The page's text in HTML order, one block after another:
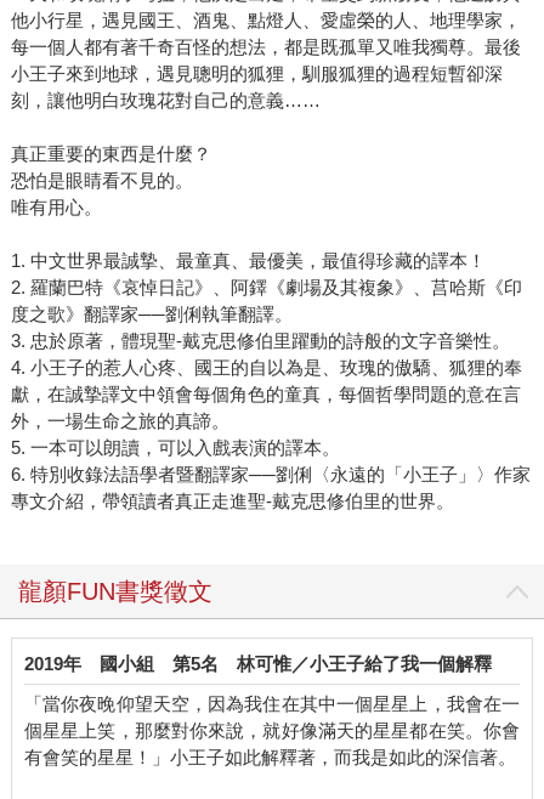
間，在高空，人的心靈清澈，聖修伯里在飛行時體悟到的真
理，成為日後能凝結出《小王子》的哲思。 值得一提的是，
這一波「小王子」的出版品型態非常多元，想參與小王子的
旅程並和他一起合照嗎？《小王子3D互動遊戲書》可以達成
遊戲、身歷其境的立體場景，站在你面前的立體小王子與狐
狸，還有更多角色人物……帶來前所未有的閱讀享受；又或
B-612行星開始的著色旅程！》中附上1本著色書和2捲寬版著
色紙膠帶，讓你將記憶中每一個所熟知的角色，用最溫暖的
方式鮮活躍入畫中，色彩創作權則由你決定！ 「小王子」的
出版是獻給所有曾經是小孩子?的每個人，快來找一本尋找屬
於你的「小王子」，和他一起體驗這段特別的旅程吧！
他小行星，遇見國王、酒鬼、點燈人、愛虛榮的人、地理學家，
每一個人都有著千奇百怪的想法，都是既孤單又唯我獨尊。最後
小王子來到地球，遇見聰明的狐狸，馴服狐狸的過程短暫卻深
刻，讓他明白玫瑰花對自己的意義……
真正重要的東西是什麼？
恐怕是眼睛看不見的。
唯有用心。
1. 中文世界最誠摯、最童真、最優美，最值得珍藏的譯本！
2. 羅蘭巴特《哀悼日記》、阿鐸《劇場及其複象》、莒哈斯《印
度之歌》翻譯家──劉俐執筆翻譯。
3. 忠於原著，體現聖-戴克思修伯里躍動的詩般的文字音樂性。
4. 小王子的惹人心疼、國王的自以為是、玫瑰的傲驕、狐狸的奉
獻，在誠摯譯文中領會每個角色的童真，每個哲學問題的意在言
外，一場生命之旅的真諦。
5. 一本可以朗讀，可以入戲表演的譯本。
6. 特別收錄法語學者暨翻譯家──劉俐〈永遠的「小王子」〉作家
專文介紹，帶領讀者真正走進聖-戴克思修伯里的世界。
龍顏FUN書獎徵文
2019年 國小組 第5名 林可惟／小王子給了我一個解釋
「當你夜晚仰望天空，因為我住在其中一個星星上，我會在一
個星星上笑，那麼對你來說，就好像滿天的星星都在笑。你會
有會笑的星星！」小王子如此解釋著，而我是如此的深信著。